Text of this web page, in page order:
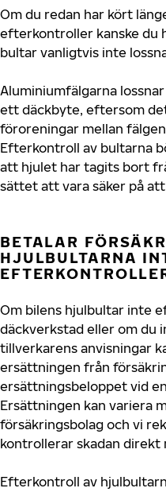
Om du redan har kört
efterkontroller kanske du
bultar vanligtvis inte
Aluminiumfälgarna
ett däckbyte, eftersom
föroreningar mellan
Efterkontroll av bultarna
att hjulet har tagits bort
sättet att vara säker på
BETALAR
HJULBULTARNA
Om bilens hjulbultar inte
däckverkstad eller om du
tillverkarens anvisningar
ersättningen från
ersättningsbeloppet vid
Ersättningen kan variera
försäkringsbolag och vi
kontrollerar skadan
Efterkontroll av